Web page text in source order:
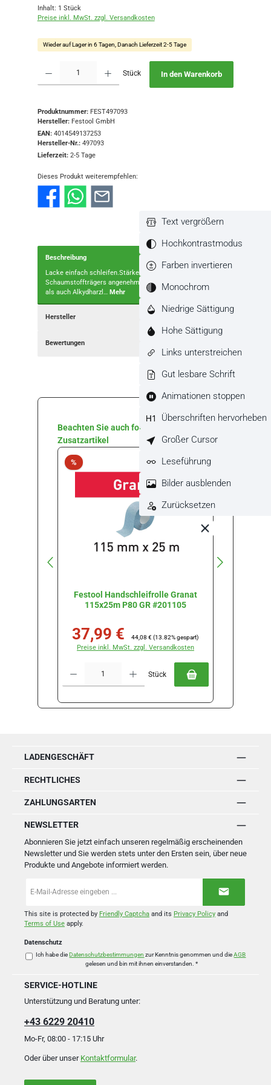
Inhalt: 1 Stück
Preise inkl. MwSt. zzgl. Versandkosten
Wieder auf Lager in 6 Tagen, Danach Lieferzeit 2-5 Tage
Stück In den Warenkorb
Produktnummer: FEST497093
Hersteller: Festool GmbH
EAN: 4014549137253
Hersteller-Nr.: 497093
Lieferzeit: 2-5 Tage
Dieses Produkt weiterempfehlen:
Beschreibung
Lacke einfach schleifen.Stärken und NutzenDank des
Schaumstoffträgers angenehm in der HandSowohl für VOC
als auch Alkydharzl… Mehr
Hersteller
Bewertungen
Produktgalerie überspringen
Beachten Sie auch folgende
Zusatzartikel
% Rabatt
Festool Handschleifrolle Granat
115x25m P80 GR #201105
Verkaufspreis:
37,99 € 44,08 € (13.82% gespart)
Preise inkl. MwSt. zzgl. Versandkosten
Stück
LADENGESCHÄFT
RECHTLICHES
ZAHLUNGSARTEN
NEWSLETTER
Abonnieren Sie jetzt einfach unseren regelmäßig erscheinenden
Newsletter und Sie werden stets unter den Ersten sein, über neue
Produkte und Angebote informiert werden.
Mail-
*
This site is protected by Friendly Captcha and its Privacy Policy and
Terms of Use apply.
Datenschutz
Ich habe dieDatenschutzbestimmungen zur Kenntnis genommen und dieAGB
gelesen und bin mit ihnen einverstanden. *
SERVICE-HOTLINE
Unterstützung und Beratung unter:
+43 6229 20410
Mo-Fr, 08:00 - 17:15 Uhr
Oder über unser Kontaktformular.
Text vergrößern
Hochkontrastmodus
Farben invertieren
Monochrom
Niedrige Sättigung
Hohe Sättigung
Links unterstreichen
Gut lesbare Schrift
Animationen stoppen
Überschriften hervorheben
Großer Cursor
Leseführung
Bilder ausblenden
Zurücksetzen